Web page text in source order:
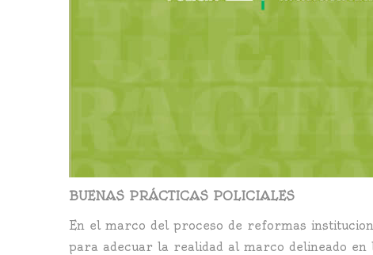
BUENAS PRÁCTICAS POLICIALES
En el marco del proceso de reformas
para adecuar la realidad al marco delineado